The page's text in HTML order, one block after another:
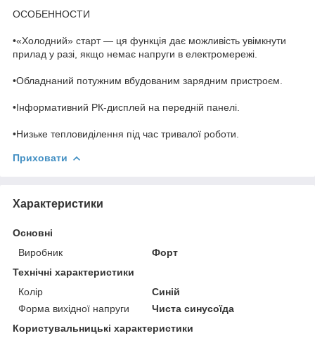
ОСОБЕННОСТИ
•«Холодний» старт — ця функція дає можливість увімкнути
прилад у разі, якщо немає напруги в електромережі.
•Обладнаний потужним вбудованим зарядним пристроєм.
•Інформативний РК-дисплей на передній панелі.
•Низьке тепловиділення під час тривалої роботи.
Приховати
Характеристики
Основні
Виробник
Форт
Технічні характеристики
Колір
Синій
Форма вихідної напруги
Чиста синусоїда
Користувальницькі характеристики